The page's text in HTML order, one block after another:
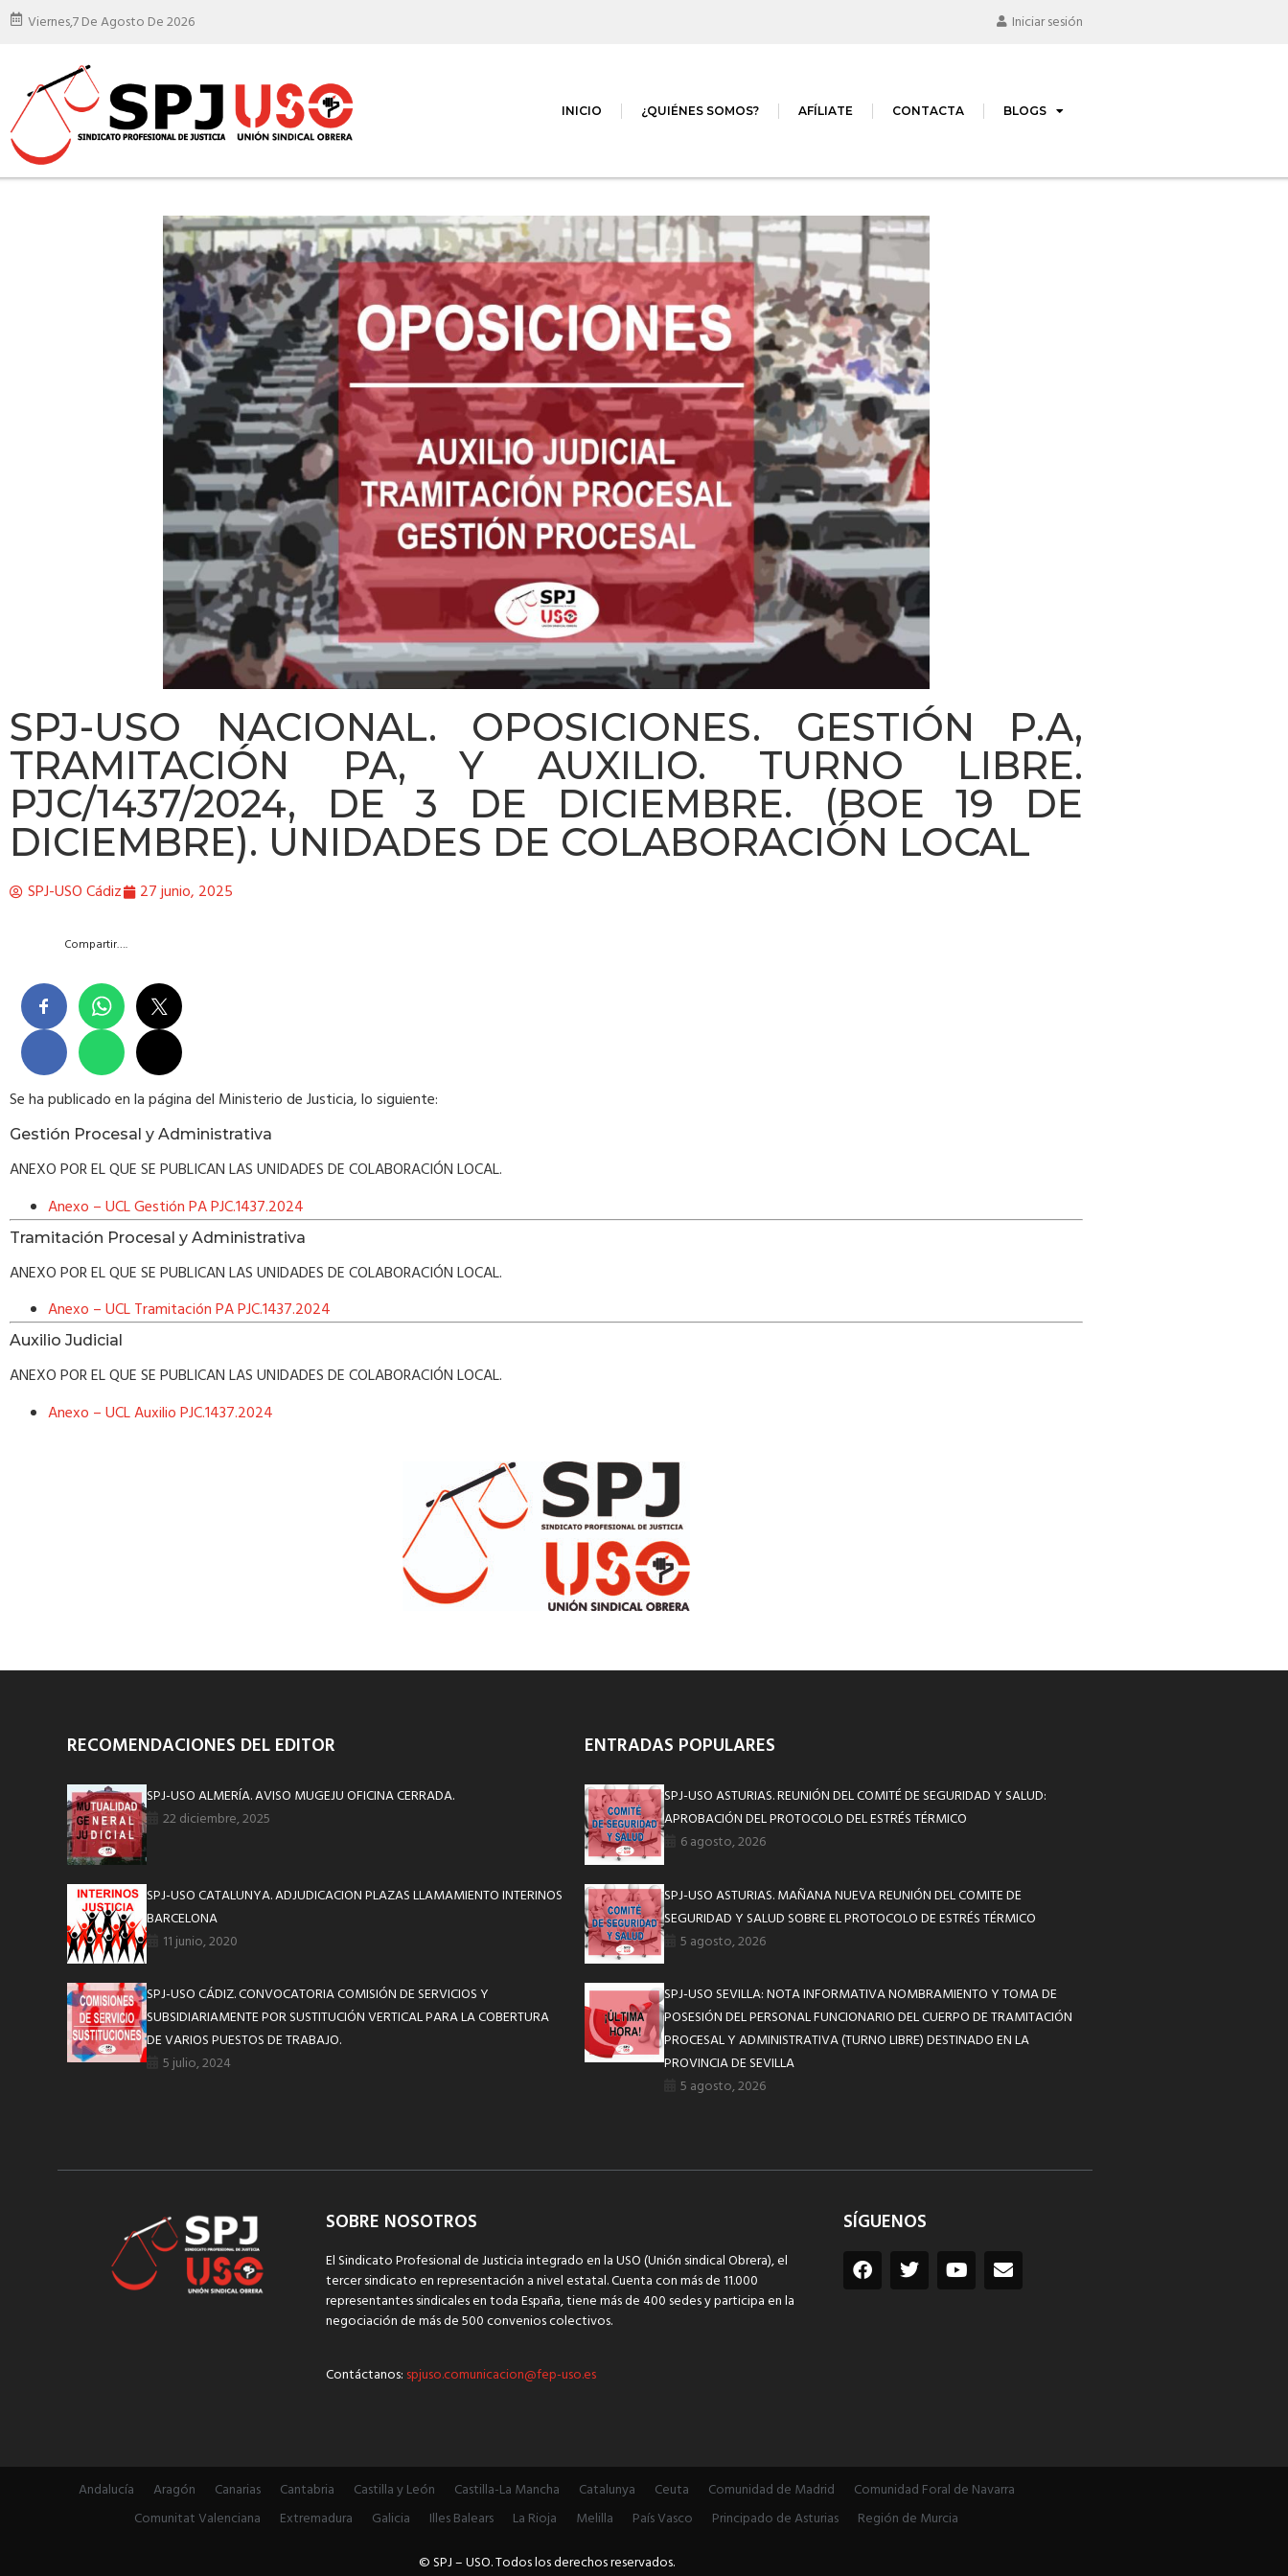
Viernes,7 De Agosto De 2026 Iniciar sesión
INICIO ¿QUIÉNES SOMOS? AFÍLIATE CONTACTA BLOGS
SPJ-USO NACIONAL. OPOSICIONES. GESTIÓN P.A,
TRAMITACIÓN PA, Y AUXILIO. TURNO LIBRE.
PJC/1437/2024, DE 3 DE DICIEMBRE. (BOE 19 DE
DICIEMBRE). UNIDADES DE COLABORACIÓN LOCAL
SPJ-USO Cádiz 27 junio, 2025
Compartir….
Se ha publicado en la página del Ministerio de Justicia, lo siguiente:
Gestión Procesal y Administrativa
ANEXO POR EL QUE SE PUBLICAN LAS UNIDADES DE COLABORACIÓN LOCAL.
Anexo – UCL Gestión PA PJC.1437.2024
Tramitación Procesal y Administrativa
ANEXO POR EL QUE SE PUBLICAN LAS UNIDADES DE COLABORACIÓN LOCAL.
Anexo – UCL Tramitación PA PJC.1437.2024
Auxilio Judicial
ANEXO POR EL QUE SE PUBLICAN LAS UNIDADES DE COLABORACIÓN LOCAL.
Anexo – UCL Auxilio PJC.1437.2024
RECOMENDACIONES DEL EDITOR
SPJ-USO ALMERÍA. AVISO MUGEJU OFICINA CERRADA.
22 diciembre, 2025
SPJ-USO CATALUNYA. ADJUDICACION PLAZAS LLAMAMIENTO INTERINOS
BARCELONA
11 junio, 2020
SPJ-USO CÁDIZ. CONVOCATORIA COMISIÓN DE SERVICIOS Y
SUBSIDIARIAMENTE POR SUSTITUCIÓN VERTICAL PARA LA COBERTURA
DE VARIOS PUESTOS DE TRABAJO.
5 julio, 2024
ENTRADAS POPULARES
SPJ-USO ASTURIAS. REUNIÓN DEL COMITÉ DE SEGURIDAD Y SALUD:
APROBACIÓN DEL PROTOCOLO DEL ESTRÉS TÉRMICO
6 agosto, 2026
SPJ-USO ASTURIAS. MAÑANA NUEVA REUNIÓN DEL COMITE DE
SEGURIDAD Y SALUD SOBRE EL PROTOCOLO DE ESTRÉS TÉRMICO
5 agosto, 2026
SPJ-USO SEVILLA: NOTA INFORMATIVA NOMBRAMIENTO Y TOMA DE
POSESIÓN DEL PERSONAL FUNCIONARIO DEL CUERPO DE TRAMITACIÓN
PROCESAL Y ADMINISTRATIVA (TURNO LIBRE) DESTINADO EN LA
PROVINCIA DE SEVILLA
5 agosto, 2026
SOBRE NOSOTROS
El Sindicato Profesional de Justicia integrado en la USO (Unión sindical Obrera), el
tercer sindicato en representación a nivel estatal. Cuenta con más de 11.000
representantes sindicales en toda España, tiene más de 400 sedes y participa en la
negociación de más de 500 convenios colectivos.
Contáctanos: spjuso.comunicacion@fep-uso.es
SÍGUENOS
Andalucía Aragón Canarias Cantabria Castilla y León Castilla-La Mancha Catalunya Ceuta Comunidad de Madrid
Comunidad Foral de Navarra
Comunitat Valenciana
Extremadura Galicia Illes Balears La Rioja Melilla País Vasco Principado de Asturias
Región de Murcia
© SPJ – USO. Todos los derechos reservados.